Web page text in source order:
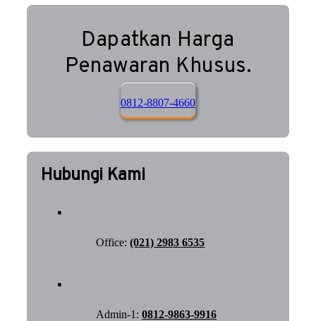
Dapatkan Harga
Penawaran Khusus.
0812-8807-4660
Hubungi Kami
Office:(021) 2983 6535
Admin-1:0812-9863-9916